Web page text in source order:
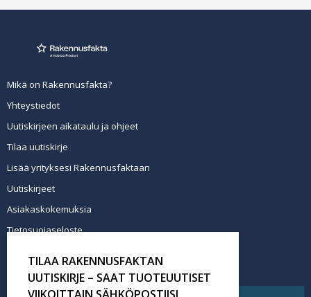
Mikä on Rakennusfakta?
Yhteystiedot
Uutiskirjeen aikataulu ja ohjeet
Tilaa uutiskirje
Lisää yrityksesi Rakennusfaktaan
Uutiskirjeet
Asiakaskokemuksia
Tietosuojaseloste
Tilaa uutiskirje
TILAA RAKENNUSFAKTAN
UUTISKIRJE – SAAT TUOTEUUTISET